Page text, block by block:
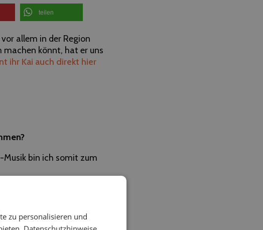
teilen
allem in der Region
machen könnt, hat er uns
ihr Kai auch direkt hier
Musik bin ich somit zum
zu personalisieren und